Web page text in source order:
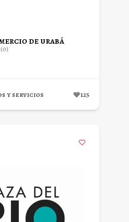
de urabá
(0)
y servicios 125